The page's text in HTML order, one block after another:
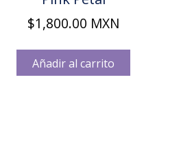
$1,800.00 MXN
Añadir al carrito